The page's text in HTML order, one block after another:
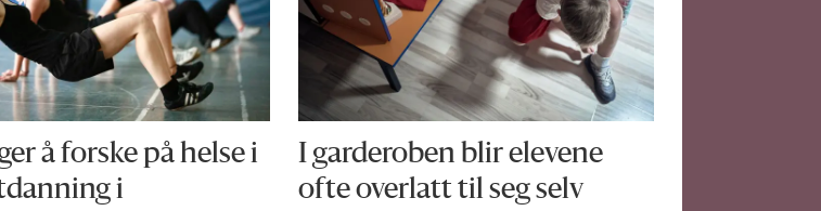
å forske på helse i
i
I garderoben blir elevene
ofte overlatt til seg selv